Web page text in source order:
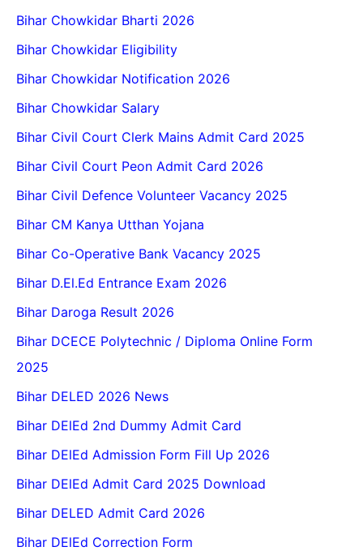
Bihar Chowkidar Bharti 2026
Bihar Chowkidar Eligibility
Bihar Chowkidar Notification 2026
Bihar Chowkidar Salary
Bihar Civil Court Clerk Mains Admit Card 2025
Bihar Civil Court Peon Admit Card 2026
Bihar Civil Defence Volunteer Vacancy 2025
Bihar CM Kanya Utthan Yojana
Bihar Co-Operative Bank Vacancy 2025
Bihar D.El.Ed Entrance Exam 2026
Bihar Daroga Result 2026
Bihar DCECE Polytechnic / Diploma Online Form
2025
Bihar DELED 2026 News
Bihar DElEd 2nd Dummy Admit Card
Bihar DElEd Admission Form Fill Up 2026
Bihar DElEd Admit Card 2025 Download
Bihar DELED Admit Card 2026
Bihar DElEd Correction Form